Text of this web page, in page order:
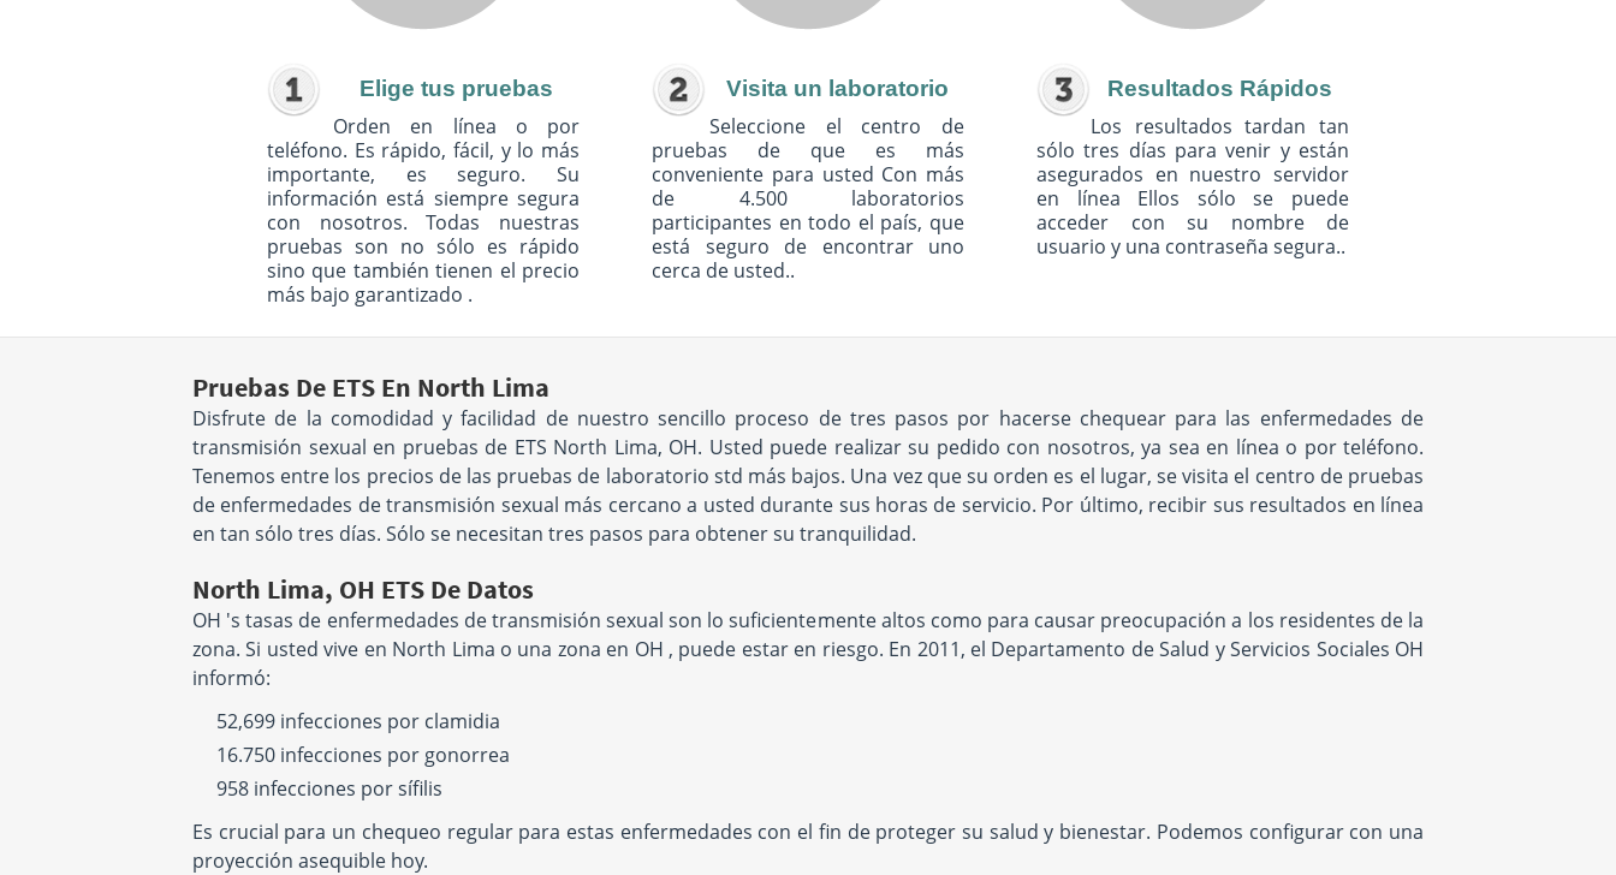
Elige tus pruebas
Orden en línea o por
teléfono. Es rápido, fácil, y lo más
importante, es seguro. Su
información está siempre segura
con nosotros. Todas nuestras
pruebas son no sólo es rápido
sino que también tienen el precio
más bajo garantizado .
Visita un laboratorio
Seleccione el centro de
pruebas de que es más
conveniente para usted Con más
de 4.500 laboratorios
participantes en todo el país, que
está seguro de encontrar uno
cerca de usted..
Resultados Rápidos
Los resultados tardan tan
sólo tres días para venir y están
asegurados en nuestro servidor
en línea Ellos sólo se puede
acceder con su nombre de
usuario y una contraseña segura..
Pruebas De ETS En North Lima
Disfrute de la comodidad y facilidad de nuestro sencillo proceso de tres pasos por hacerse chequear para las enfermedades de
transmisión sexual en pruebas de ETS North Lima, OH. Usted puede realizar su pedido con nosotros, ya sea en línea o por teléfono.
Tenemos entre los precios de las pruebas de laboratorio std más bajos. Una vez que su orden es el lugar, se visita el centro de pruebas
de enfermedades de transmisión sexual más cercano a usted durante sus horas de servicio. Por último, recibir sus resultados en línea
en tan sólo tres días. Sólo se necesitan tres pasos para obtener su tranquilidad.
North Lima, OH ETS De Datos
OH 's tasas de enfermedades de transmisión sexual son lo suficientemente altos como para causar preocupación a los residentes de la
zona. Si usted vive en North Lima o una zona en OH , puede estar en riesgo. En 2011, el Departamento de Salud y Servicios Sociales OH
informó:
52,699 infecciones por clamidia
16.750 infecciones por gonorrea
958 infecciones por sífilis
Es crucial para un chequeo regular para estas enfermedades con el fin de proteger su salud y bienestar. Podemos configurar con una
proyección asequible hoy.